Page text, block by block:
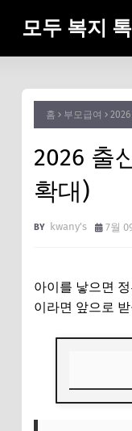
모두 복지
홈 부모급여
2026 출
확대)
kwany's 7월
아이를 낳으면
이라면 앞으로